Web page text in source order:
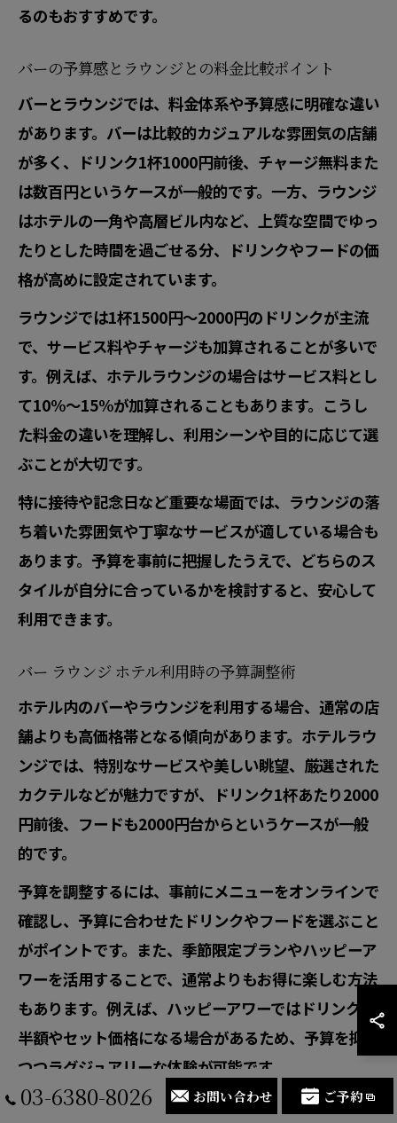
るのもおすすめです。
バーの予算感とラウンジとの料金比較ポイント
バーとラウンジでは、料金体系や予算感に明確な違い
があります。バーは比較的カジュアルな雰囲気の店舗
が多く、ドリンク1杯1000円前後、チャージ無料また
は数百円というケースが一般的です。一方、ラウンジ
はホテルの一角や高層ビル内など、上質な空間でゆっ
たりとした時間を過ごせる分、ドリンクやフードの価
格が高めに設定されています。
ラウンジでは1杯1500円〜2000円のドリンクが主流
で、サービス料やチャージも加算されることが多いで
す。例えば、ホテルラウンジの場合はサービス料とし
て10%〜15%が加算されることもあります。こうし
た料金の違いを理解し、利用シーンや目的に応じて選
ぶことが大切です。
特に接待や記念日など重要な場面では、ラウンジの落
ち着いた雰囲気や丁寧なサービスが適している場合も
あります。予算を事前に把握したうえで、どちらのス
タイルが自分に合っているかを検討すると、安心して
利用できます。
バー ラウンジ ホテル利用時の予算調整術
ホテル内のバーやラウンジを利用する場合、通常の店
舗よりも高価格帯となる傾向があります。ホテルラウ
ンジでは、特別なサービスや美しい眺望、厳選された
カクテルなどが魅力ですが、ドリンク1杯あたり2000
円前後、フードも2000円台からというケースが一般
的です。
予算を調整するには、事前にメニューをオンラインで
確認し、予算に合わせたドリンクやフードを選ぶこと
がポイントです。また、季節限定プランやハッピーア
ワーを活用することで、通常よりもお得に楽しむ方法
もあります。例えば、ハッピーアワーではドリンクが
半額やセット価格になる場合があるため、予算を抑え
つつラグジュアリーな体験が可能です。
注意点としては、ホテルのバー・ラウンジはサービス
03-6380-8026 お問い合わせ ご予約